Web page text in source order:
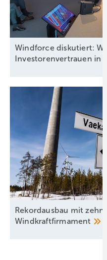
Windforce diskutiert:
Investorenvertrauen in
Rekordausbau mit zehn
Windkraftfirmament